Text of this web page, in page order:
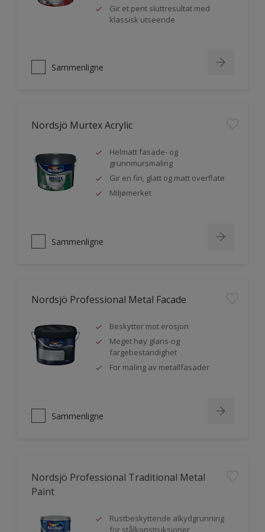
Gir et pent sluttresultat med
klassisk utseende
Sammenligne
Nordsjö Murtex Acrylic
Helmatt fasade- og
grunnmursmaling
Gir en fin, glatt og matt overflate
Miljømerket
Sammenligne
Nordsjö Professional Metal Facade
Beskytter mot erosjon
Meget høy glans-og
fargebestandighet
For maling av metallfasader
Sammenligne
Nordsjö Professional Traditional Metal
Paint
Rustbeskyttende alkydgrunning
for stålkonstruksjoner